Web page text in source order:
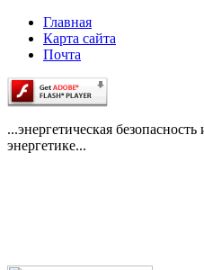
Главная
Карта сайта
Почта
...энергетическая
энергетике...